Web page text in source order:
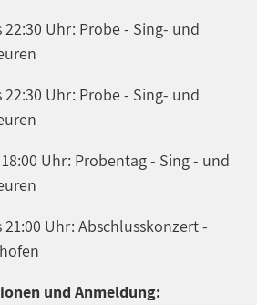
22:30 Uhr: Probe - Sing- und
22:30 Uhr: Probe - Sing- und
Uhr: Probentag - Sing - und
21:00 Uhr: Abschlusskonzert -
und Anmeldung: